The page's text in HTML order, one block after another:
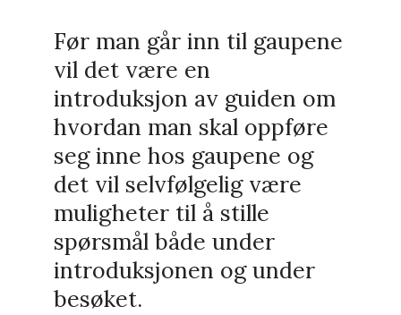
Før man går inn til gaupene
vil det være en
introduksjon av guiden om
hvordan man skal oppføre
seg inne hos gaupene og
det vil selvfølgelig være
muligheter til å stille
spørsmål både under
introduksjonen og under
besøket.